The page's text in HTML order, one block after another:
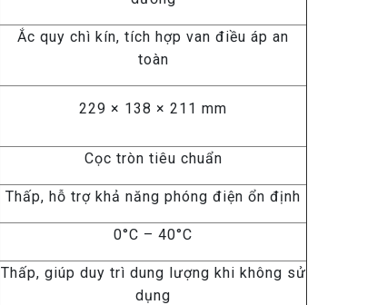
Ắc quy chì kín, tích hợp van điều áp an
toàn
229 × 138 × 211 mm
Cọc tròn tiêu chuẩn
Thấp, hỗ trợ khả năng phóng điện ổn định
0°C – 40°C
Thấp, giúp duy trì dung lượng khi không sử
dụng